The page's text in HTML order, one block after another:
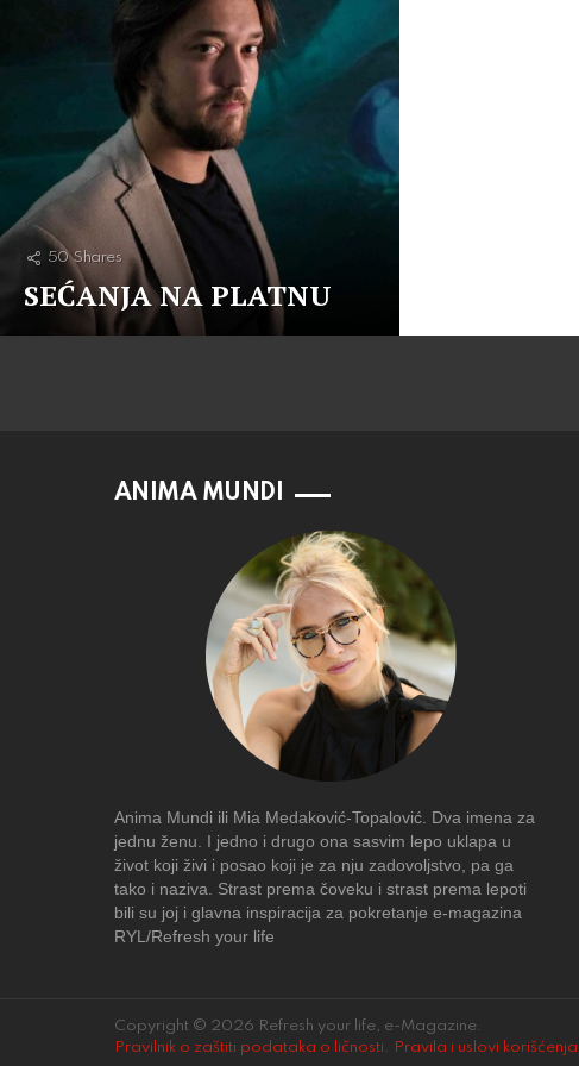
50 Shares
SEĆANJA NA PLATNU
ANIMA MUNDI
Anima Mundi ili Mia Medaković-Topalović. Dva imena za
jednu ženu. I jedno i drugo ona sasvim lepo uklapa u
život koji živi i posao koji je za nju zadovoljstvo, pa ga
tako i naziva. Strast prema čoveku i strast prema lepoti
bili su joj i glavna inspiracija za pokretanje e-magazina
RYL/Refresh your life
Copyright © 2026 Refresh your life, e-Magazine.
Pravilnik o zaštiti podataka o ličnosti . Pravila i uslovi korišćenja